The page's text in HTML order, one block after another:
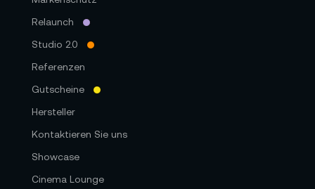
Relaunch
Studio 2.0
Referenzen
Gutscheine
Hersteller
Kontaktieren Sie uns
Showcase
Cinema Lounge